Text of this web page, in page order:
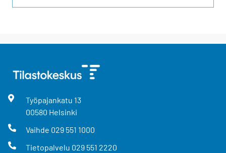
Työpajankatu 13
00580 Helsinki
Vaihde 029 551 1000
Tietopalvelu 029 551 2220